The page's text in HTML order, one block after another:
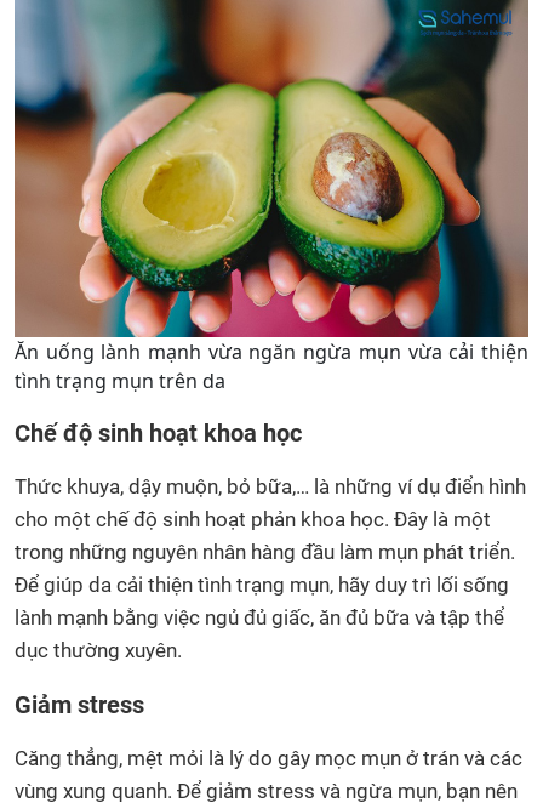
Ăn uống lành mạnh vừa ngăn ngừa mụn vừa cải thiện
tình trạng mụn trên da
Chế độ sinh hoạt khoa học
Thức khuya, dậy muộn, bỏ bữa,… là những ví dụ điển hình
cho một chế độ sinh hoạt phản khoa học. Đây là một
trong những nguyên nhân hàng đầu làm mụn phát triển.
Để giúp da cải thiện tình trạng mụn, hãy duy trì lối sống
lành mạnh bằng việc ngủ đủ giấc, ăn đủ bữa và tập thể
dục thường xuyên.
Giảm stress
Căng thẳng, mệt mỏi là lý do gây mọc mụn ở trán và các
vùng xung quanh. Để giảm stress và ngừa mụn, bạn nên